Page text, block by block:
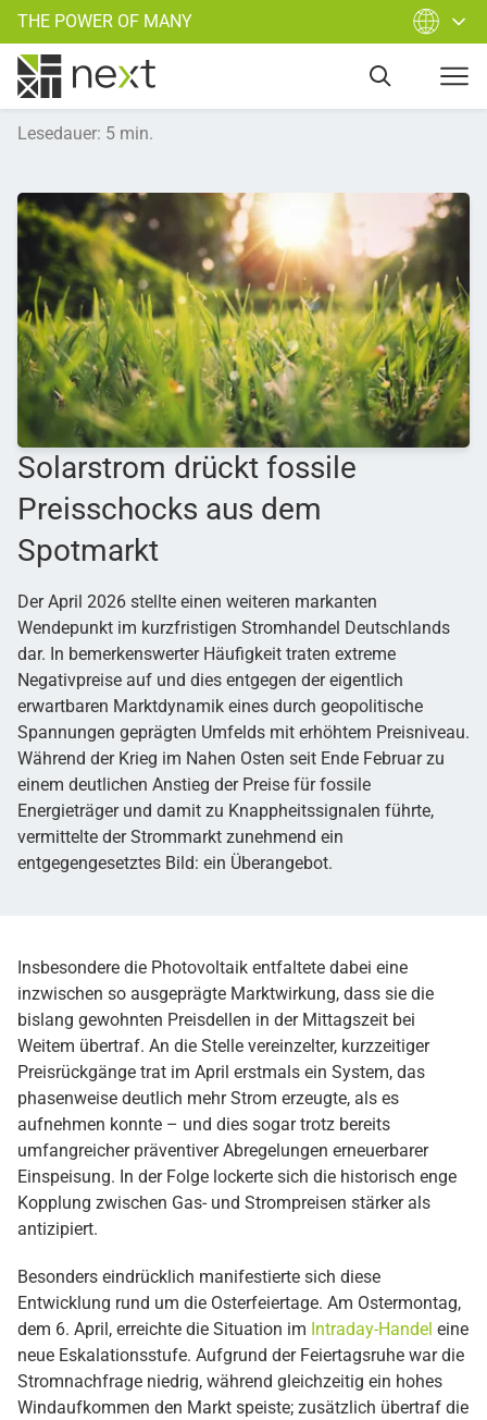
THE POWER OF MANY
Lesedauer: 5 min.
Solarstrom drückt fossile
Preisschocks aus dem
Spotmarkt
Der April 2026 stellte einen weiteren markanten
Wendepunkt im kurzfristigen Stromhandel Deutschlands
dar. In bemerkenswerter Häufigkeit traten extreme
Negativpreise auf und dies entgegen der eigentlich
erwartbaren Marktdynamik eines durch geopolitische
Spannungen geprägten Umfelds mit erhöhtem Preisniveau.
Während der Krieg im Nahen Osten seit Ende Februar zu
einem deutlichen Anstieg der Preise für fossile
Energieträger und damit zu Knappheitssignalen führte,
vermittelte der Strommarkt zunehmend ein
entgegengesetztes Bild: ein Überangebot.
Insbesondere die Photovoltaik entfaltete dabei eine
inzwischen so ausgeprägte Marktwirkung, dass sie die
bislang gewohnten Preisdellen in der Mittagszeit bei
Weitem übertraf. An die Stelle vereinzelter, kurzzeitiger
Preisrückgänge trat im April erstmals ein System, das
phasenweise deutlich mehr Strom erzeugte, als es
aufnehmen konnte – und dies sogar trotz bereits
umfangreicher präventiver Abregelungen erneuerbarer
Einspeisung. In der Folge lockerte sich die historisch enge
Kopplung zwischen Gas- und Strompreisen stärker als
antizipiert.
Besonders eindrücklich manifestierte sich diese
Entwicklung rund um die Osterfeiertage. Am Ostermontag,
dem 6. April, erreichte die Situation im Intraday-Handel eine
neue Eskalationsstufe. Aufgrund der Feiertagsruhe war die
Stromnachfrage niedrig, während gleichzeitig ein hohes
Windaufkommen den Markt speiste; zusätzlich übertraf die